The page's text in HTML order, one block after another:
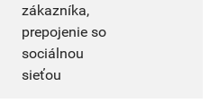
zákazníka,
prepojenie so
sociálnou
sieťou